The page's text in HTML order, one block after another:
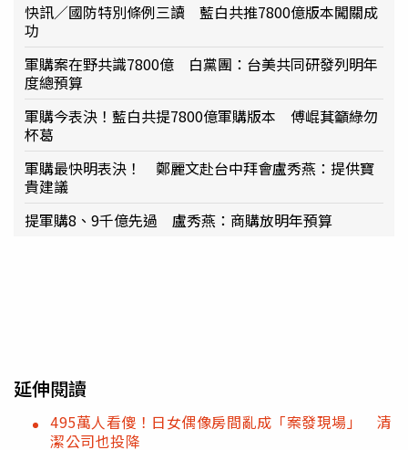
快訊／國防特別條例三讀 藍白共推7800億版本闖關成
功
軍購案在野共識7800億 白黨團：台美共同研發列明年
度總預算
軍購今表決！藍白共提7800億軍購版本 傅崐萁籲綠勿
杯葛
軍購最快明表決！ 鄭麗文赴台中拜會盧秀燕：提供寶
貴建議
提軍購8、9千億先過 盧秀燕：商購放明年預算
延伸閱讀
495萬人看傻！日女偶像房間亂成「案發現場」 清
潔公司也投降